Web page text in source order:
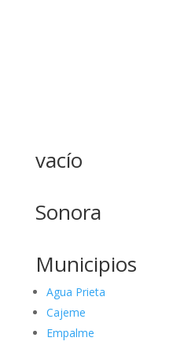
vacío
Sonora
Municipios
Agua Prieta
Cajeme
Empalme